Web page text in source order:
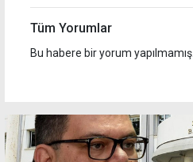
Tüm Yorumlar
Bu habere bir yorum yapılmamış.